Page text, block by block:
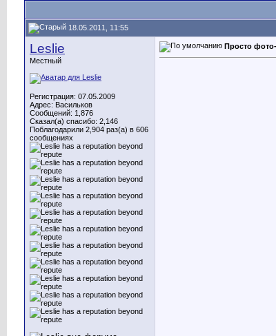
18.05.2011, 11:55
Leslie
Местный
Регистрация: 07.05.2009
Адрес: Васильков
Сообщений: 1,876
Сказал(а) спасибо: 2,146
Поблагодарили 2,904 раз(а) в 606
сообщениях
Просто